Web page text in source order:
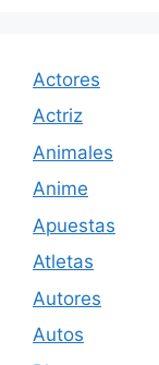
Actores
Actriz
Animales
Anime
Apuestas
Atletas
Autores
Autos